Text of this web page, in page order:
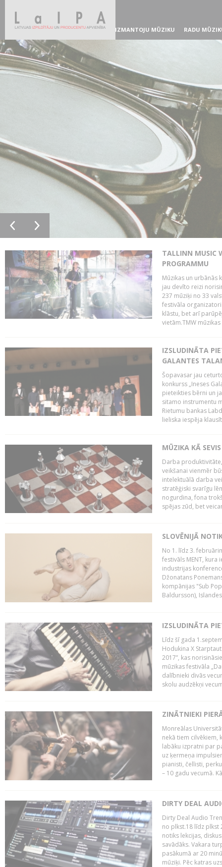
IZMANTOJU MŪZIKU RADU
TALLINN MUSIC
PROGRAMMU
Mūzikas un urbānās
jau devīto reizi
237 mūziķi no 33
festivāla
klāstu, bet arī
vietām.TMW
IZSLUDINĀTA
GALANTES
Šopavasar jau
konkurss „Ineses
pieteikties bērni un
sitamo instrumentu
Rietumu bankas
lieliska iespēja
MŪZIKA KĀ
Darba
veikšanai vienmēr
intelektuālā darba
stratēģiski svarīgu
nogurdina, fona
spējas zūd, bet
SLOVĒNIJĀ
No 1. līdz 3.
festivāls MENT, kura
industrijas
Džonatans
kompānijas "Sub
Baldursson),
IZSLUDINĀTA
Līdz šī gada
Hodukina X
2017”, kas
mūzikas festivāla
dalībnieki divās
skolu audzēkņi
ZINĀTNIEKI
Monreālas
nekā tiem cilvēkiem,
labāku izpratni par
uz ķermeņa
pianisti, čellisti,
– 10 gadu vecumā.
DIRTY DEAL
Dirty Deal Audio
no plkst.18 līdz plkst
notiks lekcijas,
savādāks. Vakara
pasākumā ar 20
mūziķi. Pēc katras